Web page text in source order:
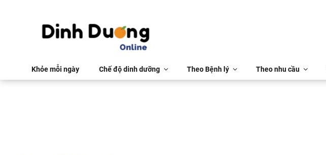
Khỏe mỗi ngày Chế độ dinh dưỡng Theo Bệnh lý Theo nhu cầu